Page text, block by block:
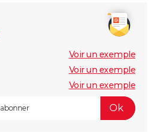
Voir un exemple
Voir un exemple
Voir un exemple